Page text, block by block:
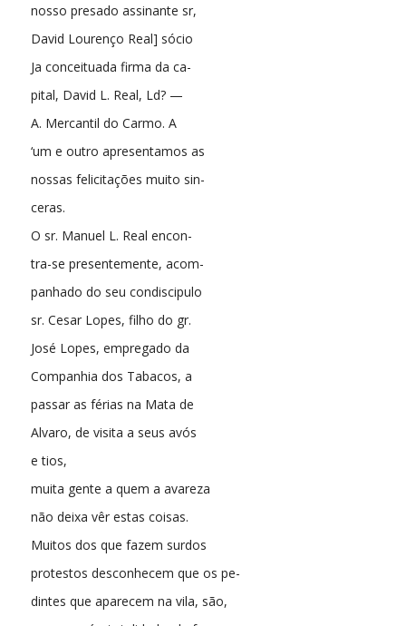
nosso presado assinante sr,
David Lourenço Real] sócio
Ja conceituada firma da ca-
pital, David L. Real, Ld? —
A. Mercantil do Carmo. A
‘um e outro apresentamos as
nossas felicitações muito sin-
ceras.
O sr. Manuel L. Real encon-
tra-se presentemente, acom-
panhado do seu condiscipulo
sr. Cesar Lopes, filho do gr.
José Lopes, empregado da
Companhia dos Tabacos, a
passar as férias na Mata de
Alvaro, de visita a seus avós
e tios,
muita gente a quem a avareza
não deixa vêr estas coisas.
Muitos dos que fazem surdos
protestos desconhecem que os pe-
dintes que aparecem na vila, são,